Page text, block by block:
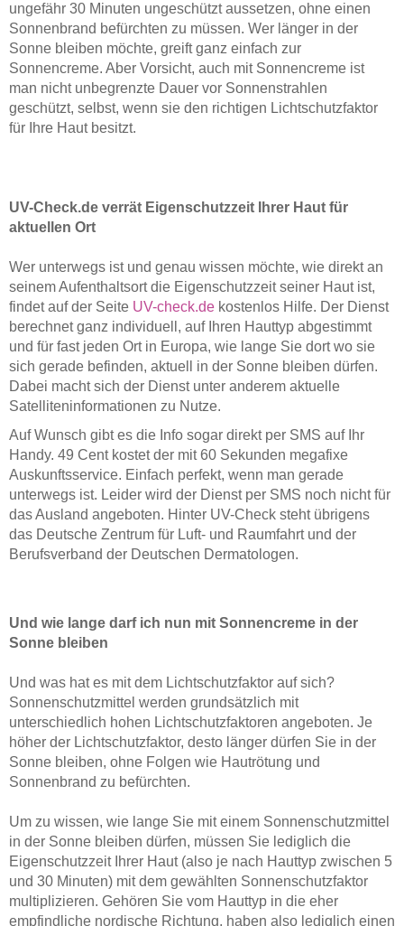
ungefähr 30 Minuten ungeschützt aussetzen, ohne einen
Sonnenbrand befürchten zu müssen. Wer länger in der
Sonne bleiben möchte, greift ganz einfach zur
Sonnencreme. Aber Vorsicht, auch mit Sonnencreme ist
man nicht unbegrenzte Dauer vor Sonnenstrahlen
geschützt, selbst, wenn sie den richtigen Lichtschutzfaktor
für Ihre Haut besitzt.
UV-Check.de verrät Eigenschutzzeit Ihrer Haut für
aktuellen Ort
Wer unterwegs ist und genau wissen möchte, wie direkt an
seinem Aufenthaltsort die Eigenschutzzeit seiner Haut ist,
findet auf der Seite UV-check.de kostenlos Hilfe. Der Dienst
berechnet ganz individuell, auf Ihren Hauttyp abgestimmt
und für fast jeden Ort in Europa, wie lange Sie dort wo sie
sich gerade befinden, aktuell in der Sonne bleiben dürfen.
Dabei macht sich der Dienst unter anderem aktuelle
Satelliteninformationen zu Nutze.
Auf Wunsch gibt es die Info sogar direkt per SMS auf Ihr
Handy. 49 Cent kostet der mit 60 Sekunden megafixe
Auskunftsservice. Einfach perfekt, wenn man gerade
unterwegs ist. Leider wird der Dienst per SMS noch nicht für
das Ausland angeboten. Hinter UV-Check steht übrigens
das Deutsche Zentrum für Luft- und Raumfahrt und der
Berufsverband der Deutschen Dermatologen.
Und wie lange darf ich nun mit Sonnencreme in der
Sonne bleiben
Und was hat es mit dem Lichtschutzfaktor auf sich?
Sonnenschutzmittel werden grundsätzlich mit
unterschiedlich hohen Lichtschutzfaktoren angeboten. Je
höher der Lichtschutzfaktor, desto länger dürfen Sie in der
Sonne bleiben, ohne Folgen wie Hautrötung und
Sonnenbrand zu befürchten.
Um zu wissen, wie lange Sie mit einem Sonnenschutzmittel
in der Sonne bleiben dürfen, müssen Sie lediglich die
Eigenschutzzeit Ihrer Haut (also je nach Hauttyp zwischen 5
und 30 Minuten) mit dem gewählten Sonnenschutzfaktor
multiplizieren. Gehören Sie vom Hauttyp in die eher
empfindliche nordische Richtung, haben also lediglich einen